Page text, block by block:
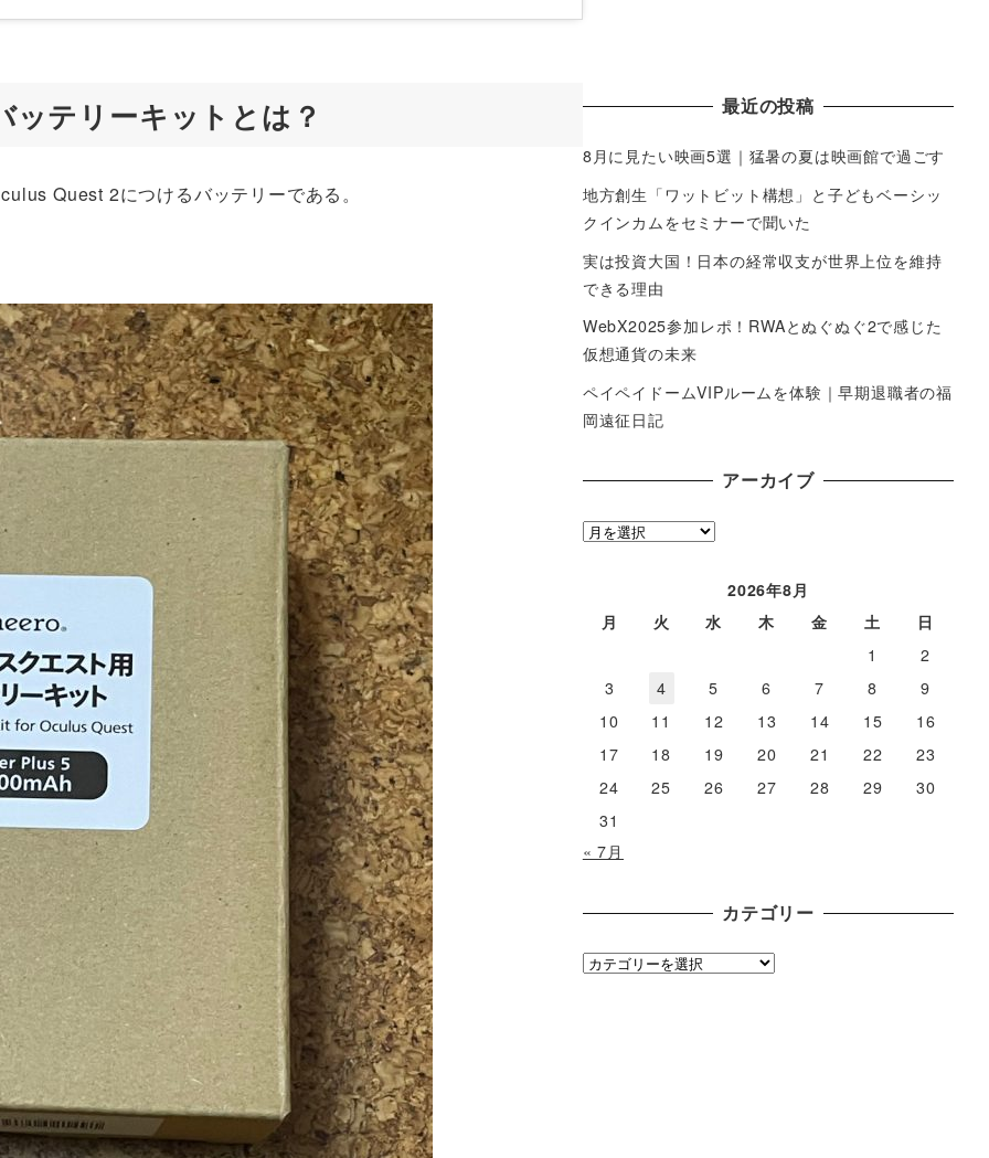
テリーキットとは？
Quest 2につけるバッテリーである。
最近の投稿
8月に見たい映画5選｜猛暑の夏は映画館で過ごす
地方創生「ワットビット構想」と子どもベーシッ
クインカムをセミナーで聞いた
実は投資大国！日本の経常収支が世界上位を維持
できる理由
WebX2025参加レポ！RWAとぬぐぬぐ2で感じた
仮想通貨の未来
ペイペイドームVIPルームを体験｜早期退職者の福
岡遠征日記
アーカイブ
ア
2026年8月
月
火 水 木 金 土
日
1
2
3
4 5 6 7 8
9
10
11 12 13 14 15
16
17
18 19 20 21 22
23
24
25 26 27 28 29
30
31
« 7月
カテゴリー
カ